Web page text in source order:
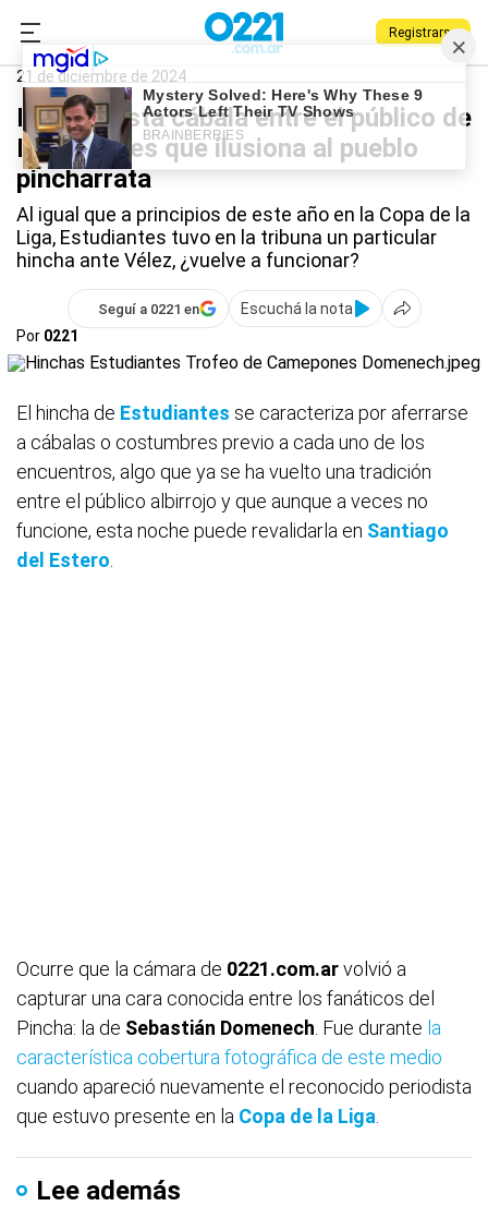
Registrarse
0221.com.ar Deportes
21 de diciembre de 2024
El periodista cábala entre el público de
Estudiantes que ilusiona al pueblo
pincharrata
Al igual que a principios de este año en la Copa de la
Liga, Estudiantes tuvo en la tribuna un particular
hincha ante Vélez, ¿vuelve a funcionar?
Seguí a 0221 en
Escuchá la nota
Por 0221
El hincha de Estudiantes se caracteriza por aferrarse
a cábalas o costumbres previo a cada uno de los
encuentros, algo que ya se ha vuelto una tradición
entre el público albirrojo y que aunque a veces no
funcione, esta noche puede revalidarla en Santiago
del Estero
Ocurre que la cámara de 0221.com.arvolvió a
capturar una cara conocida entre los fanáticos del
Pincha: la de Sebastián Domenech . Fue durante la
característica cobertura fotográfica de este medio
cuando apareció nuevamente el reconocido periodista
que estuvo presente en la Copa de la Liga
Lee además